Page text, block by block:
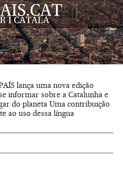
lança uma nova edição
informar sobre a Catalunha e
do planeta Uma contribuição
ao uso dessa língua